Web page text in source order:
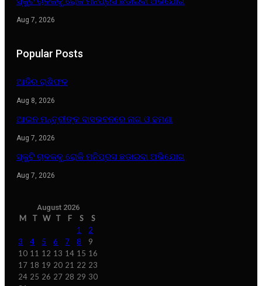
Aug 7, 2026
Popular Posts
ଆଜିର ରାଶିଫଳ
Aug 8, 2026
ଆଇନ ମନ୍ତ୍ରୀଙ୍କ ବାସଭବନରେ ନାଗ ଓ ଢମଣା
Aug 7, 2026
ସ୍କୁଟି ଚାଳକକୁ ରୋକି ମନିପ୍ରସ ଛଡାଇବା ଅଭିଯୋଗ
Aug 7, 2026
August 2026
M T W T F S
S
1
2
3
4 5 6 7 8
9
10 11 12 13 14 15 16
17 18 19 20 21 22 23
24 25 26 27 28 29 30